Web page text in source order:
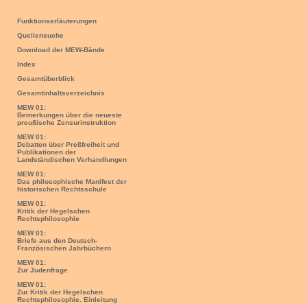
Funktionserläuterungen
Quellensuche
Download der MEW-Bände
Index
Gesamtüberblick
Gesamtinhaltsverzeichnis
MEW 01:
Bemerkungen über die neueste
preußische Zensurinstruktion
MEW 01:
Debatten über Preßfreiheit und
Publikationen der
Landständischen Verhandlungen
MEW 01:
Das philosophische Manifest der
historischen Rechtsschule
MEW 01:
Kritik der Hegelschen
Rechtsphilosophie
MEW 01:
Briefe aus den Deutsch-
Französischen Jahrbüchern
MEW 01:
Zur Judenfrage
MEW 01:
Zur Kritik der Hegelschen
Rechtsphilosophie. Einleitung